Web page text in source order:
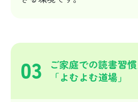
03
ご家庭での読書習
「よむよむ道場」